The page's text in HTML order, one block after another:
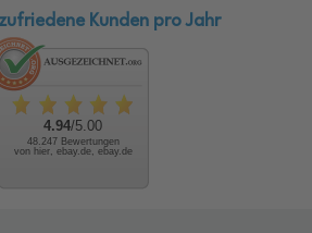
Kunden pro Jahr
4.94/5.00
48.247 Bewertungen
von hier, ebay.de, ebay.de